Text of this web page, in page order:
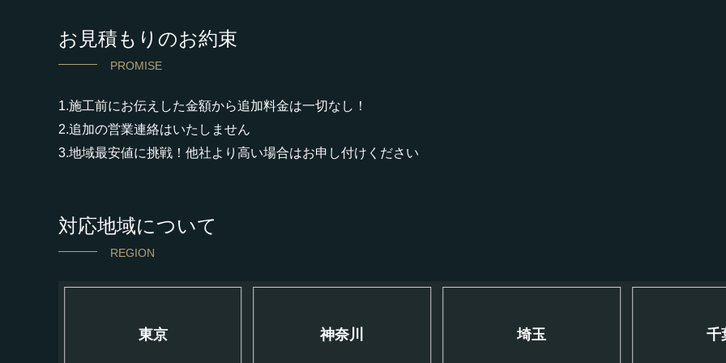
お見積もりのお約束
PROMISE
1.施工前にお伝えした金額から追加料金は一切なし！
2.追加の営業連絡はいたしません
3.地域最安値に挑戦！他社より高い場合はお申し付けください
対応地域について
REGION
東京 神奈川 埼玉 千